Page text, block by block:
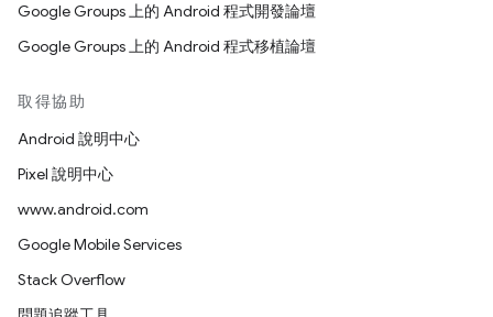
Google Groups 上的 Android 程式開發論壇
Google Groups 上的 Android 程式移植論壇
取得協助
Android 說明中心
Pixel 說明中心
www.android.com
Google Mobile Services
Stack Overflow